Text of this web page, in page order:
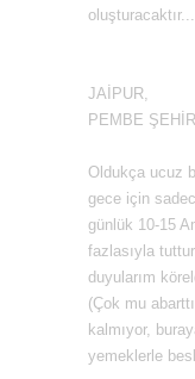
oluşturacaktır...
JAİPUR,
PEMBE ŞEHİR
Oldukça ucuz
gece için
günlük 10-15
fazlasıyla
duyularım
(Çok mu
kalmıyor,
yemeklerle